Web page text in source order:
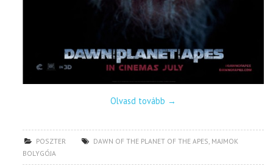
Olvasd tovább →
POSZTER DAWN OF THE PLANET OF THE APES MAJMOK
BOLYGÓJA